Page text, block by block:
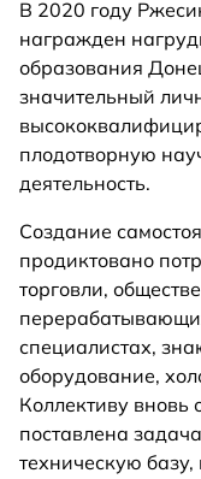
В 2020 году
награжден
образования
значительный
плодотворную
деятельность.
Создание
продиктовано
торговли,
специалистах,
оборудование,
Коллективу
поставлена
техническую